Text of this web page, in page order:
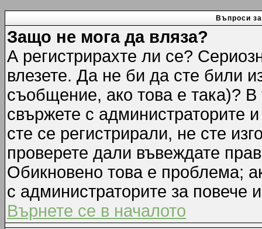
Въпроси
Защо не мога да вляза?
А регистрирахте ли се?
влезете. Да не би да сте били
съобщение, ако това е така)?
свържете с администраторите
сте се регистрирали, не сте
проверете дали въвеждате
Обикновено това е проблема;
с администраторите за повече
Върнете се в началото